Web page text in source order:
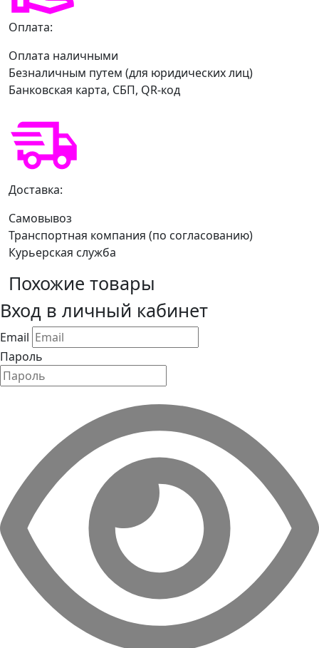
Оплата:
Оплата наличными
Безналичным путем (для юридических лиц)
Банковская карта, СБП, QR-код
Доставка:
Самовывоз
Транспортная компания (по согласованию)
Курьерская служба
Похожие товары
Вход в личный кабинет
Email
Пароль